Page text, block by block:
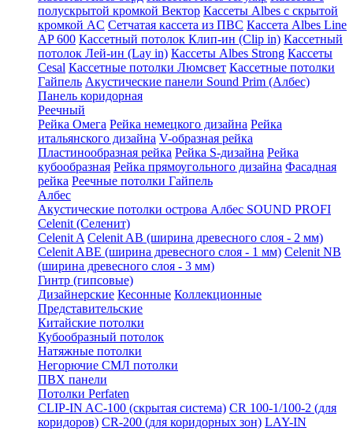
полускрытой кромкой Вектор Кассеты Albes с скрытой
кромкой AC Сетчатая кассета из ПВС Кассета Albes Line
AP 600 Кассетный потолок Клип-ин (Clip in) Кассетный
потолок Лей-ин (Lay in) Кассеты Albes Strong Кассеты
Cesal Кассетные потолки Люмсвет Кассетные потолки
Гайпель Акустические панели Sound Prim (Албес)
Панель коридорная
Реечный
Рейка Омега Рейка немецкого дизайна Рейка
итальянского дизайна V-образная рейка
Пластинообразная рейка Рейка S-дизайна Рейка
кубообразная Рейка прямоугольного дизайна Фасадная
рейка Реечные потолки Гайпель
Албес
Акустические потолки острова Албес SOUND PROFI
Celenit (Селенит)
Celenit A Celenit AB (ширина древесного слоя - 2 мм)
Celenit ABE (ширина древесного слоя - 1 мм) Celenit NB
(ширина древесного слоя - 3 мм)
Гинтр (гипсовые)
Дизайнерские Кесонные Коллекционные
Представительские
Китайские потолки
Кубообразный потолок
Натяжные потолки
Негорючие СМЛ потолки
ПВХ панели
Потолки Perfaten
CLIP-IN AC-100 (скрытая система) CR 100-1/100-2 (для
коридоров) CR-200 (для коридорных зон) LAY-IN